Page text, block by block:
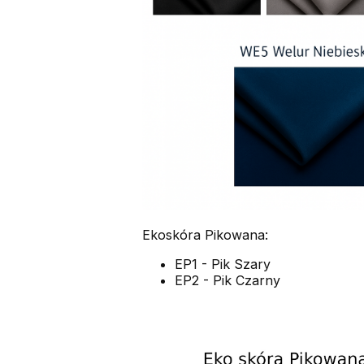
Ekoskóra Pikowana:
EP1 - Pik Szary
EP2 - Pik Czarny